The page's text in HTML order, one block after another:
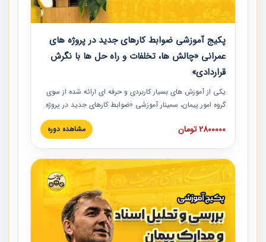
پکیج آموزشی ضوابط کارهای جدید در پروژه های
عمرانی «چالش ها، تخلفات و راه حل ها با نگرش
قراردادی»
یکی از آموزش‏‏‏‏‏‏ های بسیار کاربردی و حرفه‏ ای ارائه شده از سوی
گروه امور پیمان، سمینار آموزشی «ضوابط کارهای جدید در پروژه
های عمرانی» چالش ها، تخلفات و راه حل ها با نگرش قراردادی
است که در محل سندیکای شرکت های ساختمانی کشور ارائه شد.
مدارک پیمان به همراه تجربیات عملی ارائه شده است.
2800000 تومان مشاهده دوره